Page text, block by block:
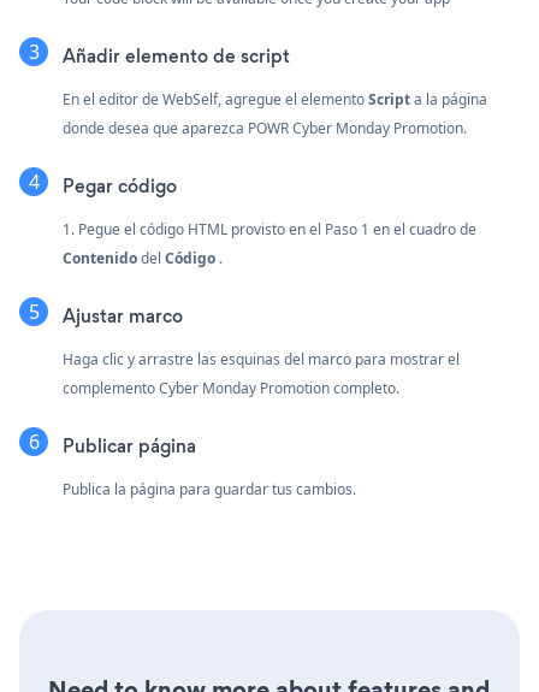
Añadir elemento de script
En el editor de WebSelf, agregue el elementoScripta la página
donde desea que aparezca POWR Cyber Monday Promotion.
Pegar código
1. Pegue el código HTML provisto en el Paso 1 en el cuadro de
Contenidodel Código .
Ajustar marco
Haga clic y arrastre las esquinas del marco para mostrar el
complemento Cyber Monday Promotion completo.
Publicar página
Publica la página para guardar tus cambios.